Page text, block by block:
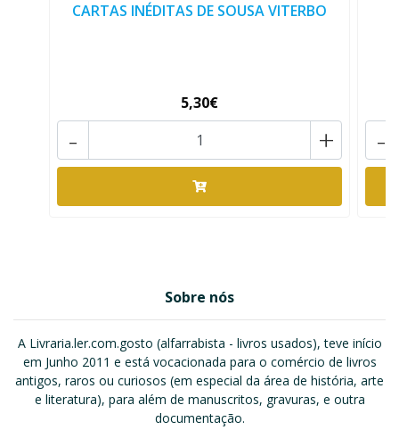
CARTAS INÉDITAS DE SOUSA VITERBO
5,30€
+
- -
Sobre nós
A Livraria.ler.com.gosto (alfarrabista - livros usados), teve início
em Junho 2011 e está vocacionada para o comércio de livros
antigos, raros ou curiosos (em especial da área de história, arte
e literatura), para além de manuscritos, gravuras, e outra
documentação.